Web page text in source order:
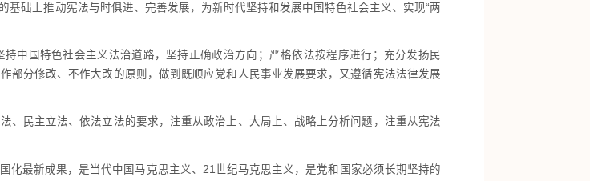
础上推动宪法与时俱进、完善发展，为新时代坚持和发展中国特色社会主义、实现“两
国特色社会主义法治道路，坚持正确政治方向；严格依法按程序进行；充分发扬民
部分修改、不作大改的原则，做到既顺应党和人民事业发展要求，又遵循宪法法律发展
民主立法、依法立法的要求，注重从政治上、大局上、战略上分析问题，注重从宪法
最新成果，是当代中国马克思主义、21世纪马克思主义，是党和国家必须长期坚持的